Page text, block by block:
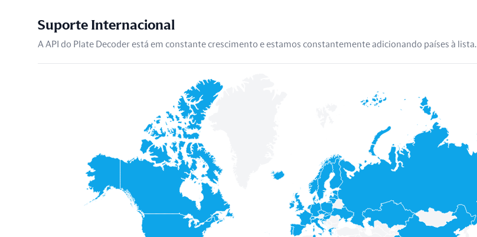
Suporte Internacional
A API do Plate Decoder está em constante crescimento e estamos constantemente adicionando países à lista.